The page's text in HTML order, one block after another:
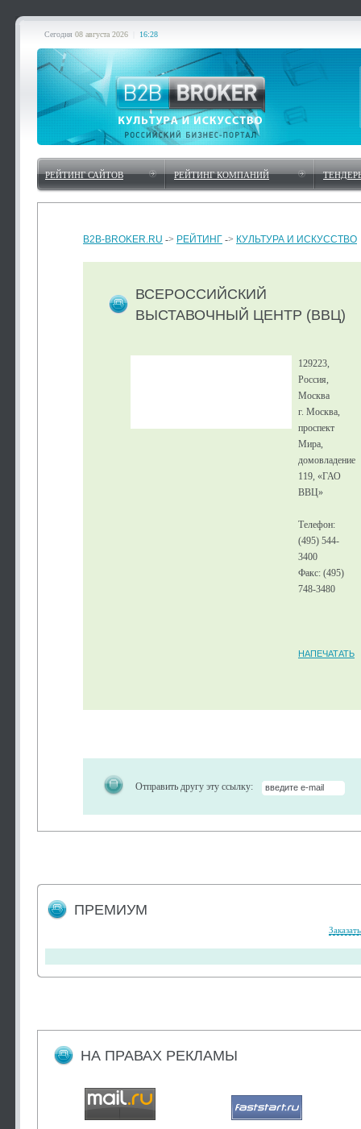
Сегодня 08 августа 2026 16:28
РЕЙТИНГ САЙТОВ РЕЙТИНГ КОМПАНИЙ
B2B-BROKER.RU -> РЕЙТИНГ -> КУЛЬТУРА И ИСКУССТВО
ВСЕРОССИЙСКИЙ
ВЫСТАВОЧНЫЙ ЦЕНТР (ВВЦ)
129223,
Россия,
Москва
г. Москва,
проспект
Мира,
домовладение
119, «ГАО
ВВЦ»
Телефон:
(495) 544-
3400
Факс: (495)
748-3480
НАПЕЧАТАТЬ
Отправить другу эту ссылку:
ПРЕМИУМ
НА ПРАВАХ РЕКЛАМЫ